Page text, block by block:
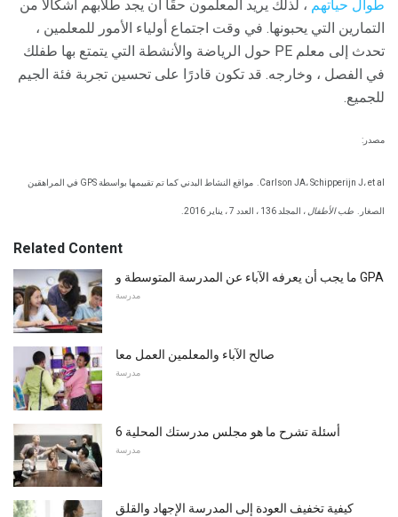
طوال حياتهم ، لذلك يريد المعلمون حقًا أن يجد طلابهم أشكالًا من
التمارين التي يحبونها. في وقت اجتماع أولياء الأمور للمعلمين ،
تحدث إلى معلم PE حول الرياضة والأنشطة التي يتمتع بها طفلك
في الفصل ، وخارجه. قد تكون قادرًا على تحسين تجربة فئة الجيم
للجميع.
مصدر:
Carlson JA، Schipperijn J، et al. مواقع النشاط البدني كما تم تقييمها بواسطة GPS في المراهقين
الصغار. طب الأطفال ، المجلد 136 ، العدد 7 ، يناير 2016.
Related Content
ما يجب أن يعرفه الآباء عن المدرسة المتوسطة و GPA
مدرسة
صالح الآباء والمعلمين العمل معا
مدرسة
6 أسئلة تشرح ما هو مجلس مدرستك المحلية
مدرسة
كيفية تخفيف العودة إلى المدرسة الإجهاد والقلق